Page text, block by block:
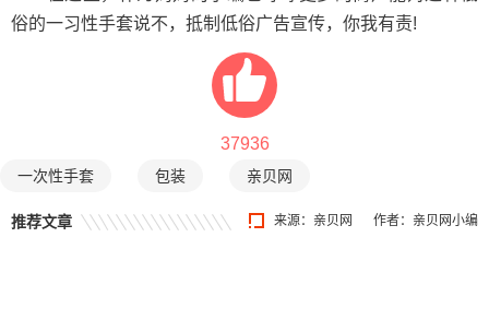
俗的一习性手套说不，抵制低俗广告宣传，你我有责!
37936
一次性手套 包装 亲贝网
来源： 亲贝网 作者：亲贝网小编
推荐文章